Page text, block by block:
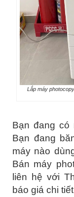
Lắp máy
Bạn đang có
Bạn đang
máy nào
Bán máy
liên hệ với
báo giá chi